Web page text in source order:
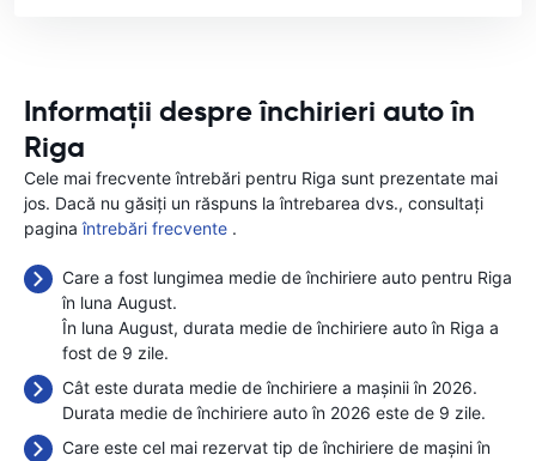
Informații despre închirieri auto în
Riga
Cele mai frecvente întrebări pentru Riga sunt prezentate mai
jos. Dacă nu găsiți un răspuns la întrebarea dvs., consultați
paginaîntrebări frecvente .
Care a fost lungimea medie de închiriere auto pentru Riga
în luna August.
În luna August, durata medie de închiriere auto în Riga a
fost de 9 zile.
Cât este durata medie de închiriere a mașinii în 2026.
Durata medie de închiriere auto în 2026 este de 9 zile.
Care este cel mai rezervat tip de închiriere de mașini în